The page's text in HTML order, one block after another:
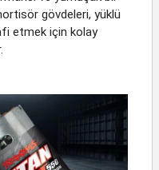
gövdeleri, yüklü
etmek için kolay